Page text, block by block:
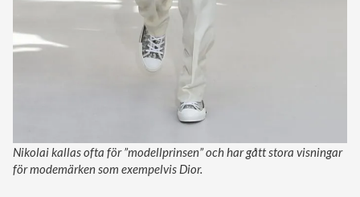
Nikolai kallas ofta för ”modellprinsen” och har gått stora visningar
för modemärken som exempelvis Dior.